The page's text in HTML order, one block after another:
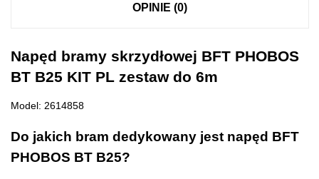
OPINIE (0)
Napęd bramy skrzydłowej BFT PHOBOS
BT B25 KIT PL zestaw do 6m
Model: 2614858
Do jakich bram dedykowany jest napęd BFT
PHOBOS BT B25?